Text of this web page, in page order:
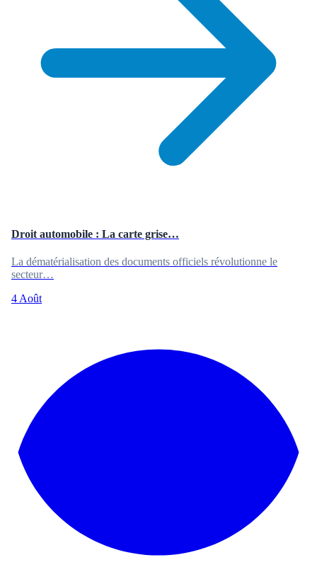
Droit automobile : La carte grise…
La dématérialisation des documents officiels révolutionne le
secteur…
4 Août